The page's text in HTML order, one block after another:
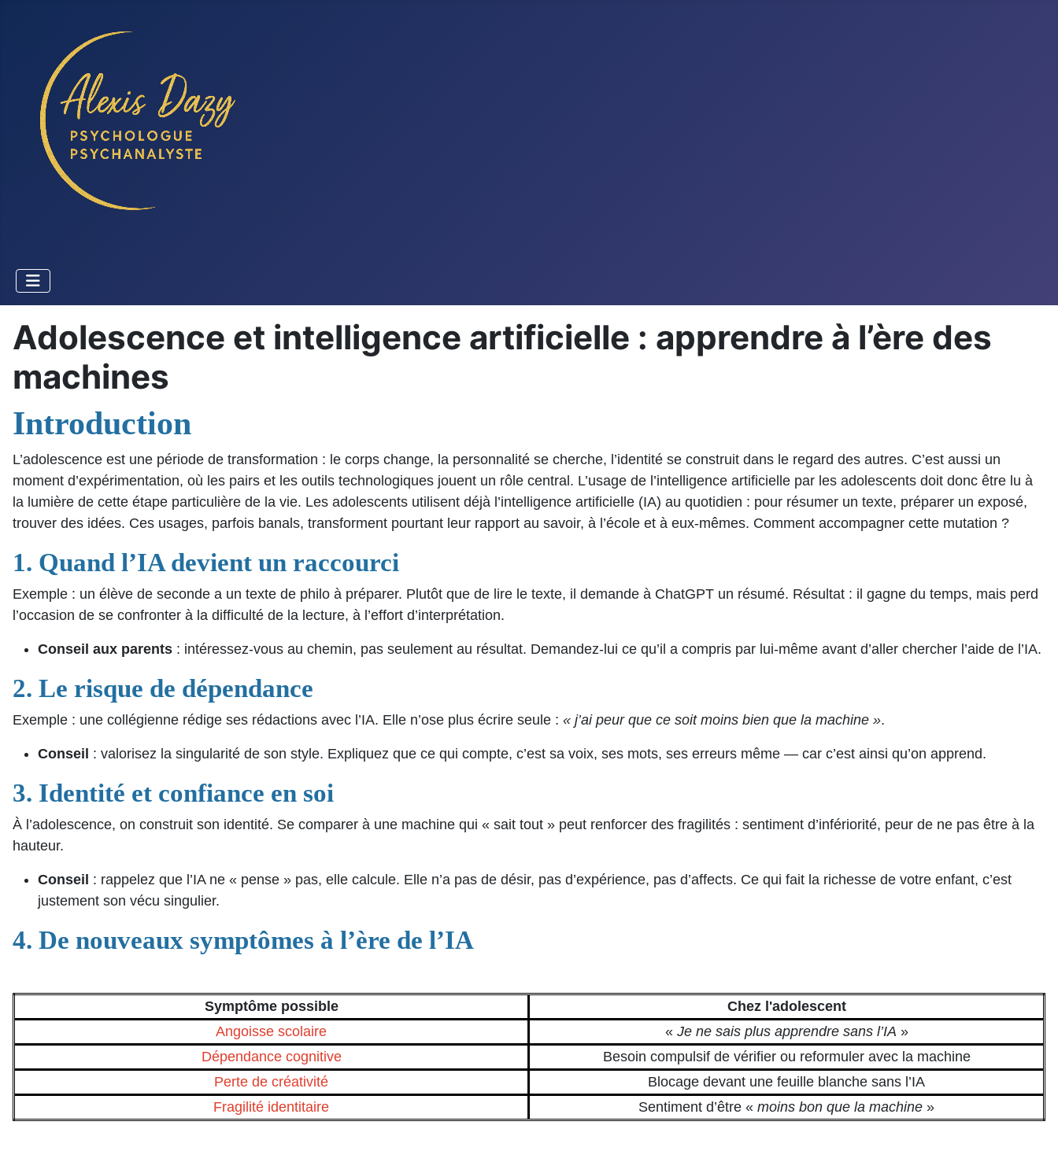
Adolescence et intelligence artificielle : apprendre à l’ère des
machines
Introduction
L’adolescence est une période de transformation : le corps change, la personnalité se cherche, l’identité se construit dans le regard des autres. C’est aussi un
moment d’expérimentation, où les pairs et les outils technologiques jouent un rôle central. L’usage de l’intelligence artificielle par les adolescents doit donc être lu à
la lumière de cette étape particulière de la vie. Les adolescents utilisent déjà l’intelligence artificielle (IA) au quotidien : pour résumer un texte, préparer un exposé,
trouver des idées. Ces usages, parfois banals, transforment pourtant leur rapport au savoir, à l’école et à eux-mêmes. Comment accompagner cette mutation ?
1. Quand l’IA devient un raccourci
Exemple : un élève de seconde a un texte de philo à préparer. Plutôt que de lire le texte, il demande à ChatGPT un résumé. Résultat : il gagne du temps, mais perd
l’occasion de se confronter à la difficulté de la lecture, à l’effort d’interprétation.
Conseil aux parents : intéressez-vous au chemin, pas seulement au résultat. Demandez-lui ce qu’il a compris par lui-même avant d’aller chercher l’aide de l’IA.
2. Le risque de dépendance
Exemple : une collégienne rédige ses rédactions avec l’IA. Elle n’ose plus écrire seule : « j’ai peur que ce soit moins bien que la machine ».
Conseil : valorisez la singularité de son style. Expliquez que ce qui compte, c’est sa voix, ses mots, ses erreurs même — car c’est ainsi qu’on apprend.
3. Identité et confiance en soi
À l’adolescence, on construit son identité. Se comparer à une machine qui « sait tout » peut renforcer des fragilités : sentiment d’infériorité, peur de ne pas être à la
hauteur.
Conseil : rappelez que l’IA ne « pense » pas, elle calcule. Elle n’a pas de désir, pas d’expérience, pas d’affects. Ce qui fait la richesse de votre enfant, c’est
justement son vécu singulier.
4. De nouveaux symptômes à l’ère de l’IA
Symptôme possible
Chez l'adolescent
Angoisse scolaire
« Je ne sais plus apprendre sans l’IA »
Dépendance cognitive
Besoin compulsif de vérifier ou reformuler avec la machine
Perte de créativité
Blocage devant une feuille blanche sans l’IA
Fragilité identitaire
Sentiment d’être « moins bon que la machine »